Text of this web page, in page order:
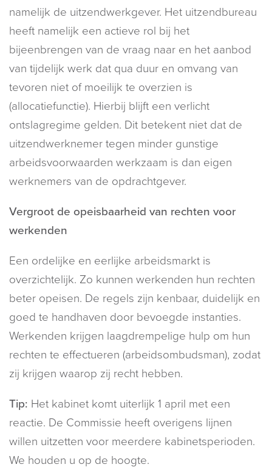
namelijk de uitzendwerkgever. Het uitzendbureau
heeft namelijk een actieve rol bij het
bijeenbrengen van de vraag naar en het aanbod
van tijdelijk werk dat qua duur en omvang van
tevoren niet of moeilijk te overzien is
(allocatiefunctie). Hierbij blijft een verlicht
ontslagregime gelden. Dit betekent niet dat de
uitzendwerknemer tegen minder gunstige
arbeidsvoorwaarden werkzaam is dan eigen
werknemers van de opdrachtgever.
Vergroot de opeisbaarheid van rechten voor
werkenden
Een ordelijke en eerlijke arbeidsmarkt is
overzichtelijk. Zo kunnen werkenden hun rechten
beter opeisen. De regels zijn kenbaar, duidelijk en
goed te handhaven door bevoegde instanties.
Werkenden krijgen laagdrempelige hulp om hun
rechten te effectueren (arbeidsombudsman), zodat
zij krijgen waarop zij recht hebben.
Tip: Het kabinet komt uiterlijk 1 april met een
reactie. De Commissie heeft overigens lijnen
willen uitzetten voor meerdere kabinetsperioden.
We houden u op de hoogte.